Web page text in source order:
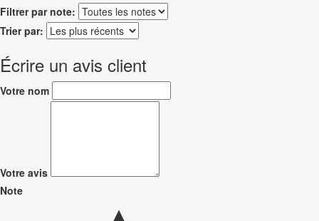
Filtrer par note:
Trier par:
Écrire un avis client
Votre nom
Votre avis
Note